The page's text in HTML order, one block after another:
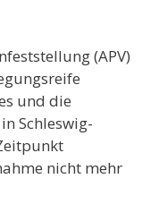
(APV)
und die
Schleswig-
nicht mehr